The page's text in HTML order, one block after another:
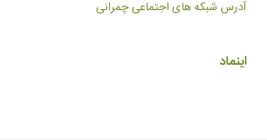
آدرس شبکه های اجتماعی چمرانی
اینماد